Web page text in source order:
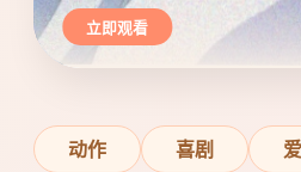
立即观看
动作 喜剧